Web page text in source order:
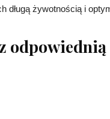
długą żywotnością i